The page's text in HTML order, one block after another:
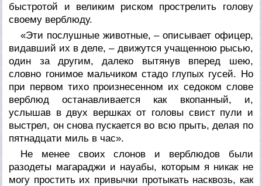
быстротой и великим риском прострелить голову
своему верблюду.
«Эти послушные животные, – описывает офицер,
видавший их в деле, – движутся учащенною рысью,
один за другим, далеко вытянув вперед шею,
словно гонимое мальчиком стадо глупых гусей. Но
при первом тихо произнесенном их седоком слове
верблюд останавливается как вкопанный, и,
услышав в двух вершках от головы свист пули и
выстрел, он снова пускается во всю прыть, делая по
пятнадцати миль в час».
Не менее своих слонов и верблюдов были
разодеты магараджи и науабы, которым я никак не
могу простить их привычки протыкать насквозь, как